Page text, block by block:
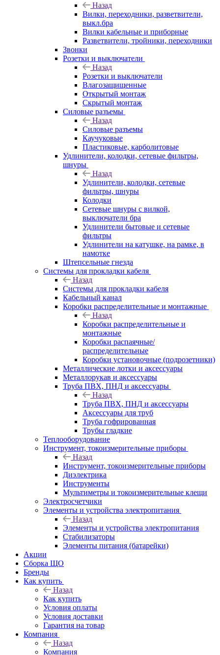
Назад
Вилки, переходники, разветвители,
выкл.бра
Вилки кабельные и приборные
Разветвители, тройники, переходники
Звонки
Розетки и выключатели
Назад
Розетки и выключатели
Влагозащищенные
Открытый монтаж
Скрытый монтаж
Силовые разъемы
Назад
Силовые разъемы
Каучуковые
Пластиковые, карболитовые
Удлинители, колодки, сетевые фильтры,
шнуры
Назад
Удлинители, колодки, сетевые
фильтры, шнуры
Колодки
Сетевые шнуры с вилкой,
выключатели бра
Удлинители бытовые и сетевые
фильтры
Удлинители на катушке, на рамке, в
намотке
Штепсельные гнезда
Системы для прокладки кабеля
Назад
Системы для прокладки кабеля
Кабельный канал
Коробки распределительные и монтажные
Назад
Коробки распределительные и
монтажные
Коробки распаячные/
распределительные
Коробки установочные (подрозетники)
Металлические лотки и аксессуары
Металлорукав и аксессуары
Труба ПВХ, ПНД и аксессуары
Назад
Труба ПВХ, ПНД и аксессуары
Аксессуары для труб
Труба гофрированная
Трубы гладкие
Теплооборудование
Инструмент, токоизмерительные приборы
Назад
Инструмент, токоизмерительные приборы
Диэлектрика
Инструменты
Мультиметры и токоизмерительные клещи
Электросчетчики
Элементы и устройства электропитания
Назад
Элементы и устройства электропитания
Стабилизаторы
Элементы питания (батарейки)
Акции
Сборка ЩО
Бренды
Как купить
Назад
Как купить
Условия оплаты
Условия доставки
Гарантия на товар
Компания
Назад
Компания